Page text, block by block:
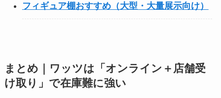
フィギュア棚おすすめ（大型・大量展示向け）
まとめ｜ワッツは「オンライン＋店舗受
け取り」で在庫難に強い